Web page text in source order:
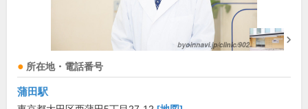
所在地・電話番号
蒲田駅